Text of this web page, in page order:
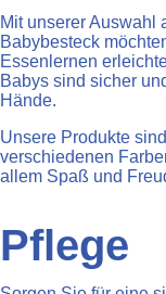
Mit unserer Auswahl
Babybesteck
Essenlernen
Babys sind sicher
Hände.
Unsere Produkte
verschiedenen
allem Spaß und
Pflege